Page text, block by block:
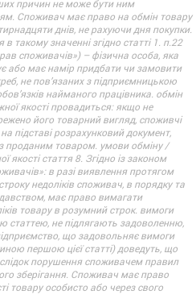
причин не може бути ним
Споживач має право на обмін товару
днів, не рахуючи дня покупки.
такому значенні згідно статті 1. п.22
споживачів») – фізична особа, яка
або має намір придбати чи замовити
не пов’язаних з підприємницькою
найманого працівника. обмін
якості провадиться: якщо не
його товарний вигляд, споживчі
підставі розрахунковий документ,
проданим товаром. умови обміну /
якості стаття 8. Згідно із законом
в разі виявлення протягом
недоліків споживач, в порядку та
має право вимагати
товару в розумний строк. вимоги
статтею, не підлягають задоволенню,
що задовольняє вимоги
першою цієї статті) доведуть, що
порушення споживачем правил
зберігання. Споживач має право
товару особисто або через свого